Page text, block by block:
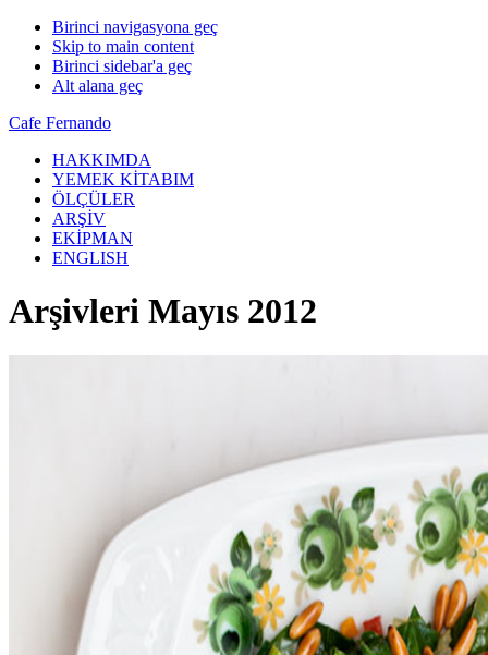
Birinci navigasyona geç
Skip to main content
Birinci sidebar'a geç
Alt alana geç
Cafe Fernando
HAKKIMDA
YEMEK KİTABIM
ÖLÇÜLER
ARŞİV
EKİPMAN
ENGLISH
Arşivleri Mayıs 2012